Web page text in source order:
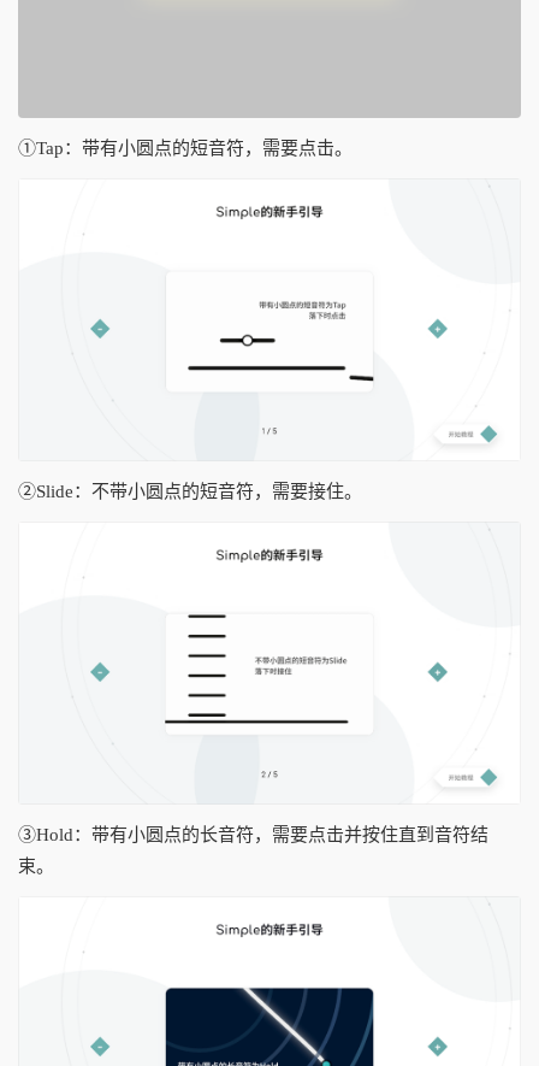
①Tap：带有小圆点的短音符，需要点击。
②Slide：不带小圆点的短音符，需要接住。
③Hold：带有小圆点的长音符，需要点击并按住直到音符结
束。